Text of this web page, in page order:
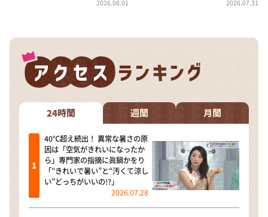
2026.08.01 2026.07.31
24時間 週間 月間
40℃超え続出！ 異常な暑さの原
因は「空気がきれいになったか
ら」専門家の指摘に眞鍋かをり
「“きれいで暑い”と“汚くて涼し
い”どっちがいいの!?」
2026.07.28